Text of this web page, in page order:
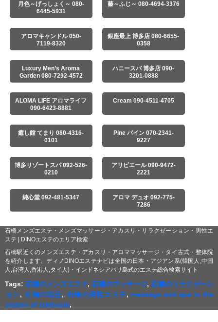
月色～げっしょく～ 080-
6445-5931
藤～ふじ～ 080-4694-3376
アロマキャンドル 050-
7119-8320
銀座最上 博多店 080-6655-
0358
Luxury Men’s Aroma
Garden 080-7292-4572
ハニースパ 博多店 090-
3201-0888
ALOMA LIFE アロマライフ
090-6423-8881
Cream 090-4511-4705
癒し館 てまり 080-4316-
0101
Pine パイン 070-2341-
9227
博多リゾートスパ 092-526-
0210
アリビエール 090-9472-
2221
純心堂 092-481-5347
アロマ デュオ 092-775-
7286
石橋メンズエステ・メンズマッサージ・アカスリ・リラクゼーション・男性エ
ステ | DINOエステのエリア検索
石橋駅近くのメンズエステ・アカスリ・アロママッサージ・タイ古式・整体院
を紹介します。ディノDINOエステナビは全国の日本・アジアン系(韓国人,中国
人,台湾人,香港人,タイ人)・インドネシアバリ島式のエステ総合検索サイト
Tags:石橋のメンズエステ,石橋のマッサージ,石橋のリラクゼーシ
ョン,石橋の指圧, 石橋の男性エステ, massage and spa in the
station of Ishibashi,